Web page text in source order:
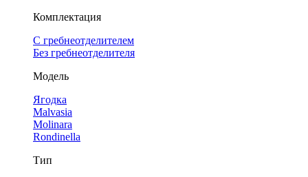
Комплектация
С гребнеотделителем
Без гребнеотделителя
Модель
Ягодка
Malvasia
Molinara
Rondinella
Тип